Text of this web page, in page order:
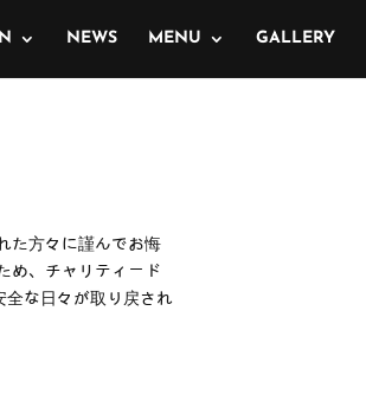
NEWS MENU GALLERY
た方々に謹んでお悔
め、チャリティード
全な日々が取り戻され